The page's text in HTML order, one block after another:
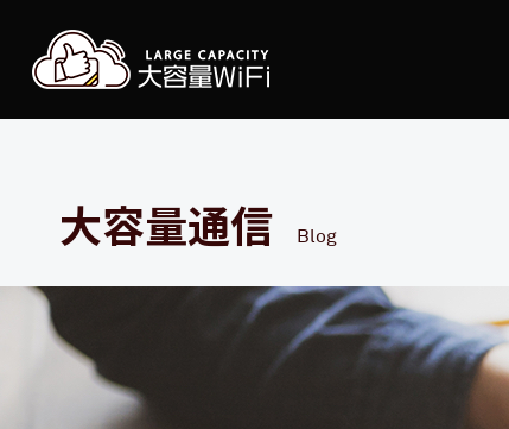
大容量通信 Blog